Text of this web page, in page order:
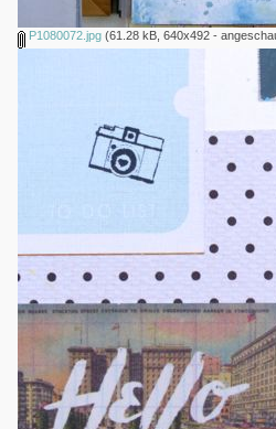
P1080072.jpg(61.28 kB, 640x492 -